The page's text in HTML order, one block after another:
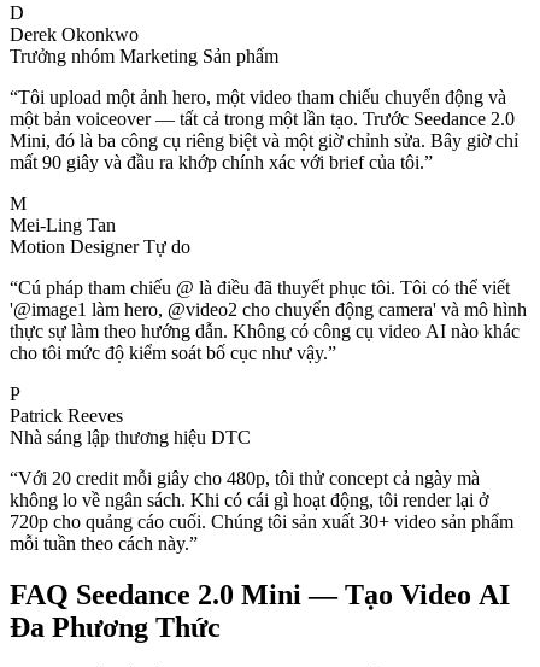
D
Derek Okonkwo
Trưởng nhóm Marketing Sản phẩm
“Tôi upload một ảnh hero, một video tham chiếu chuyển động và
một bản voiceover — tất cả trong một lần tạo. Trước Seedance 2.0
Mini, đó là ba công cụ riêng biệt và một giờ chỉnh sửa. Bây giờ chỉ
mất 90 giây và đầu ra khớp chính xác với brief của tôi.”
M
Mei-Ling Tan
Motion Designer Tự do
“Cú pháp tham chiếu @ là điều đã thuyết phục tôi. Tôi có thể viết
'@image1 làm hero, @video2 cho chuyển động camera' và mô hình
thực sự làm theo hướng dẫn. Không có công cụ video AI nào khác
cho tôi mức độ kiểm soát bố cục như vậy.”
P
Patrick Reeves
Nhà sáng lập thương hiệu DTC
“Với 20 credit mỗi giây cho 480p, tôi thử concept cả ngày mà
không lo về ngân sách. Khi có cái gì hoạt động, tôi render lại ở
720p cho quảng cáo cuối. Chúng tôi sản xuất 30+ video sản phẩm
mỗi tuần theo cách này.”
FAQ Seedance 2.0 Mini — Tạo Video AI
Đa Phương Thức